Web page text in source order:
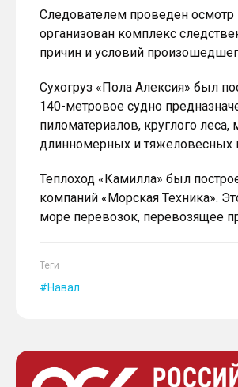
Следователем проведен
организован комплекс
причин и условий
Сухогруз «Пола Алексия» был
140-метровое судно
пиломатериалов, круглого
длинномерных и тяжеловесных
Теплоход «Камилла» был
компаний «Морская Техника».
море перевозок, перевозящее
Теги
Навал